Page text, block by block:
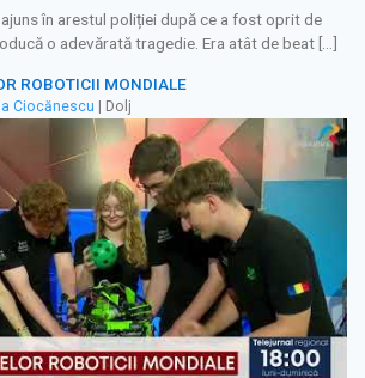
în arestul poliției după ce a fost oprit de
o adevărată tragedie. Era atât de beat […]
ROBOTICII MONDIALE
Ciocănescu | Dolj